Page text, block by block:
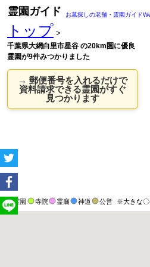
霊園ガイド お墓探しの老舗・霊園ガイド
トップ >
千葉県大網白里市星谷 の20km圏に優良
霊園が9件みつかりました
→ 郵便番号を入れるだけで
資料請求できる霊園がすぐ
見つかります
霊園 寺院 霊廟 神道 公営 ※大きな〇